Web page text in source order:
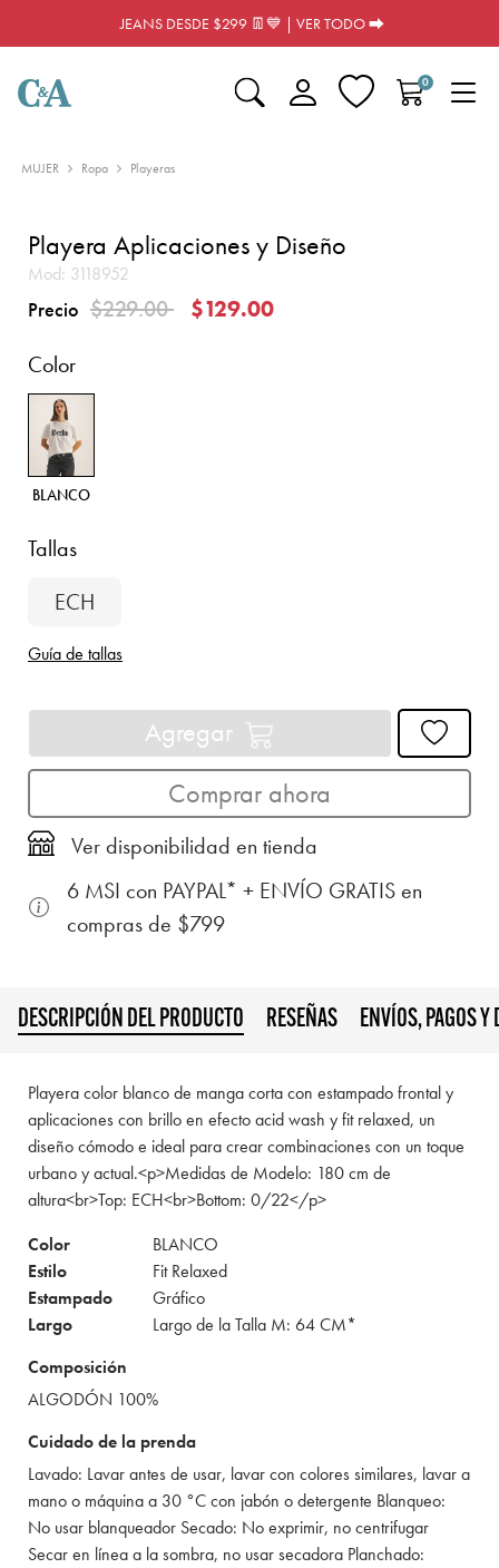
JEANS DESDE $299 👖💙 | VER TODO ⮕
0
MUJER Ropa Playeras
Playera Aplicaciones y Diseño
Mod: 3118952
Precio Precio reducido de
$229.00a
$129.00
Color
BLANCO
Tallas
ECH
Guía de tallas
Agregar
Comprar ahora
Ver disponibilidad en tienda
6 MSI con PAYPAL* + ENVÍO GRATIS en
compras de $799
DESCRIPCIÓN DEL PRODUCTO RESEÑAS ENVÍOS, PAGOS Y
Playera color blanco de manga corta con estampado frontal y
aplicaciones con brillo en efecto acid wash y fit relaxed, un
diseño cómodo e ideal para crear combinaciones con un toque
urbano y actual.<p>Medidas de Modelo: 180 cm de
altura<br>Top: ECH<br>Bottom: 0/22</p>
Color
BLANCO
Estilo
Fit Relaxed
Estampado
Gráfico
Largo
Largo de la Talla M: 64 CM*
Composición
ALGODÓN 100%
Cuidado de la prenda
Lavado: Lavar antes de usar, lavar con colores similares, lavar a
mano o máquina a 30 °C con jabón o detergente Blanqueo:
No usar blanqueador Secado: No exprimir, no centrifugar
Secar en línea a la sombra, no usar secadora Planchado: